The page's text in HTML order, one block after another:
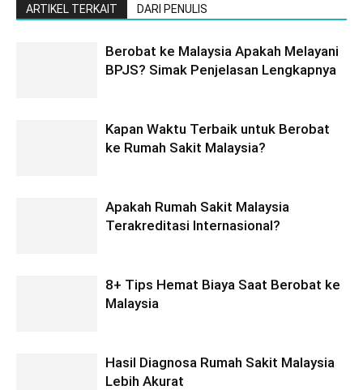
ARTIKEL TERKAIT DARI PENULIS
Berobat ke Malaysia Apakah Melayani
BPJS? Simak Penjelasan Lengkapnya
Kapan Waktu Terbaik untuk Berobat
ke Rumah Sakit Malaysia?
Apakah Rumah Sakit Malaysia
Terakreditasi Internasional?
8+ Tips Hemat Biaya Saat Berobat ke
Malaysia
Hasil Diagnosa Rumah Sakit Malaysia
Lebih Akurat